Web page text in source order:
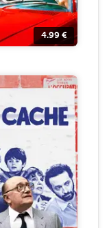
4.99 €